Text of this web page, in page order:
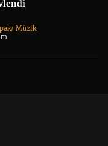
/Müzik